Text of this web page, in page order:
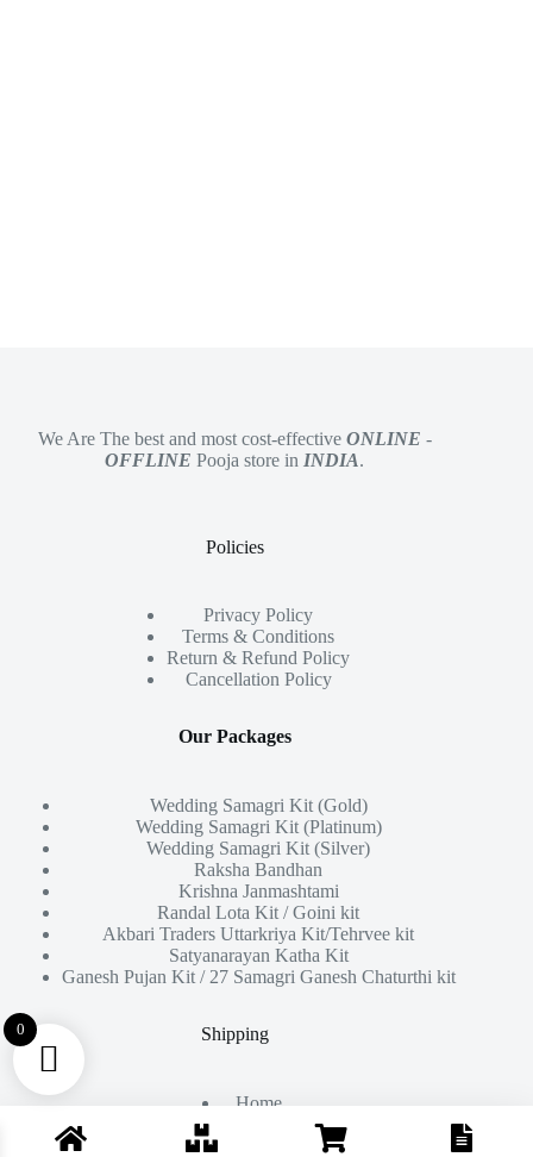
We Are The best and most cost-effective ONLINE -
OFFLINE Pooja store in INDIA.
Policies
Privacy Policy
Terms & Conditions
Return & Refund Policy
Cancellation Policy
Our Packages
Wedding Samagri Kit (Gold)
Wedding Samagri Kit (Platinum)
Wedding Samagri Kit (Silver)
Raksha Bandhan
Krishna Janmashtami
Randal Lota Kit / Goini kit
Akbari Traders Uttarkriya Kit/Tehrvee kit
Satyanarayan Katha Kit
Ganesh Pujan Kit / 27 Samagri Ganesh Chaturthi kit
Shipping
Home
0